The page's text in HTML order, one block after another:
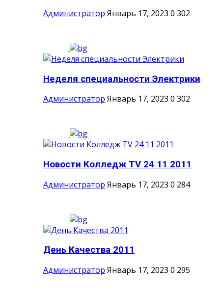
Администратор Январь 17, 2023 0 302
Неделя специальности Электрики
Администратор Январь 17, 2023 0 302
Новости Колледж TV 24 11 2011
Администратор Январь 17, 2023 0 284
День Качества 2011
Администратор Январь 17, 2023 0 295